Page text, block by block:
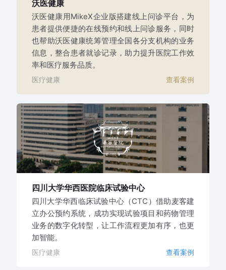
沃医健康
沃医健康用MikeX企业版搭建线上问诊平台，为
患者提供便捷的在线预约和线上问诊服务，同时
也帮助沃医健康统筹管理全国各分支机构的业务
信息，整合患者就诊记录，助力提升医院工作效
率和医疗服务品质。
医疗健康 查看案例
四川大学华西医院临床试验中心
四川大学华西临床试验中心（CTC）借助麦客建
立办公预约系统，成功实现试验项目和药物管理
业务的数字化转型，让工作流程更加有序，也更
加智能。
医疗健康 查看案例